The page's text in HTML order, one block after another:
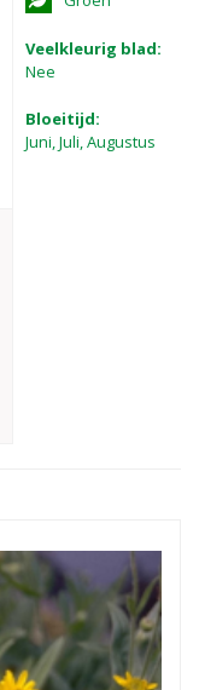
Veelkleurig blad:
Nee
Bloeitijd:
Juni, Juli, Augustus